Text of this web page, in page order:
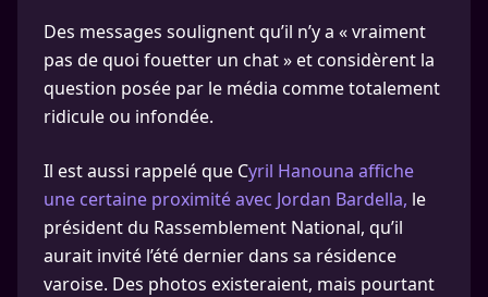
Des messages soulignent qu’il n’y a « vraiment
pas de quoi fouetter un chat » et considèrent la
question posée par le média comme totalement
ridicule ou infondée.
Il est aussi rappelé que Cyril Hanouna affiche
une certaine proximité avec Jordan Bardella, le
président du Rassemblement National, qu’il
aurait invité l’été dernier dans sa résidence
varoise. Des photos existeraient, mais pourtant